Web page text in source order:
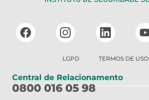
LGPD TERMOS DE USO
Central de Relacionamento
0800 016 05 98